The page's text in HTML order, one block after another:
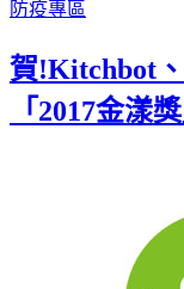
防疫專區
賀!Kitchbot
「2017金漾